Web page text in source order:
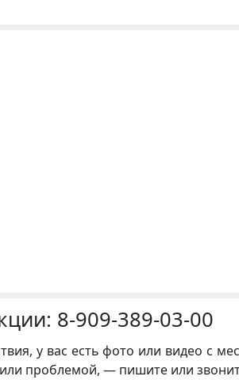
8-909-389-03-00
у вас есть фото или видео с
проблемой, — пишите или